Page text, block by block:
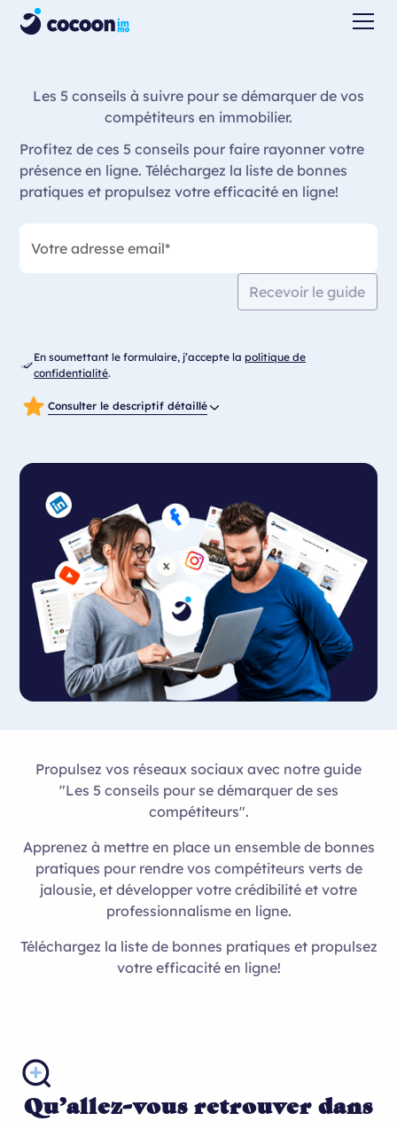
Les 5 conseils à suivre pour se démarquer de vos
compétiteurs en immobilier.
Profitez de ces 5 conseils pour faire rayonner votre
présence en ligne. Téléchargez la liste de bonnes
pratiques et propulsez votre efficacité en ligne!
Recevoir le guide
En soumettant le formulaire, j’accepte lapolitique de
confidentialité.
Consulter le descriptif détaillé
Propulsez vos réseaux sociaux avec notre guide
"Les 5 conseils pour se démarquer de ses
compétiteurs".
Apprenez à mettre en place un ensemble de bonnes
pratiques pour rendre vos compétiteurs verts de
jalousie, et développer votre crédibilité et votre
professionnalisme en ligne.
Téléchargez la liste de bonnes pratiques et propulsez
votre efficacité en ligne!
Qu’allez-vous retrouver dans